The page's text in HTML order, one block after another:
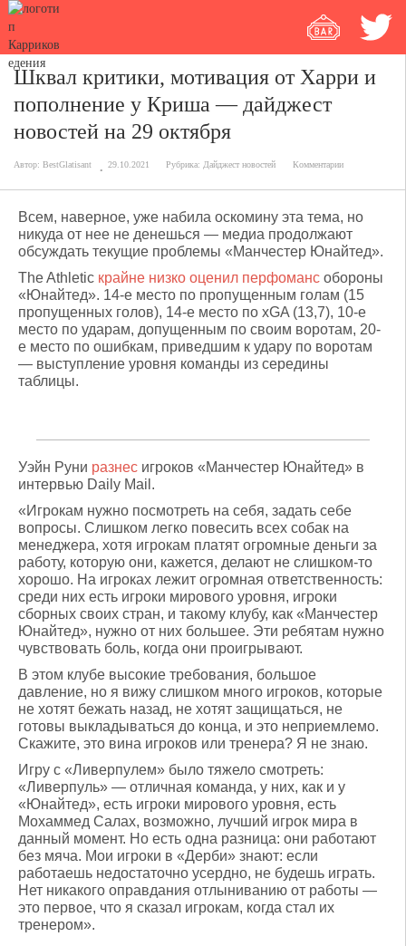
Шквал критики, мотивация от Харри и
пополнение у Криша — дайджест
новостей на 29 октября
Автор: BestGlatisant 29.10.2021 Рубрика: Дайджест новостей Комментарии
Всем, наверное, уже набила оскомину эта тема, но
никуда от нее не денешься — медиа продолжают
обсуждать текущие проблемы «Манчестер Юнайтед».
The Athletic крайне низко оценил перфоманс обороны
«Юнайтед». 14-е место по пропущенным голам (15
пропущенных голов), 14-е место по xGA (13,7), 10-е
место по ударам, допущенным по своим воротам, 20-
е место по ошибкам, приведшим к удару по воротам
— выступление уровня команды из середины
таблицы.
Уэйн Руни разнес игроков «Манчестер Юнайтед» в
интервью Daily Mail.
«Игрокам нужно посмотреть на себя, задать себе
вопросы. Слишком легко повесить всех собак на
менеджера, хотя игрокам платят огромные деньги за
работу, которую они, кажется, делают не слишком-то
хорошо. На игроках лежит огромная ответственность:
среди них есть игроки мирового уровня, игроки
сборных своих стран, и такому клубу, как «Манчестер
Юнайтед», нужно от них большее. Эти ребятам нужно
чувствовать боль, когда они проигрывают.
В этом клубе высокие требования, большое
давление, но я вижу слишком много игроков, которые
не хотят бежать назад, не хотят защищаться, не
готовы выкладываться до конца, и это неприемлемо.
Скажите, это вина игроков или тренера? Я не знаю.
Игру с «Ливерпулем» было тяжело смотреть:
«Ливерпуль» — отличная команда, у них, как и у
«Юнайтед», есть игроки мирового уровня, есть
Мохаммед Салах, возможно, лучший игрок мира в
данный момент. Но есть одна разница: они работают
без мяча. Мои игроки в «Дерби» знают: если
работаешь недостаточно усердно, не будешь играть.
Нет никакого оправдания отлыниванию от работы —
это первое, что я сказал игрокам, когда стал их
тренером».